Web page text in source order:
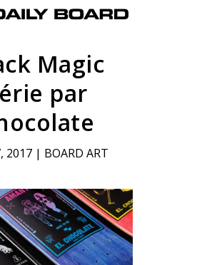
Magic
par
2017 | BOARD ART